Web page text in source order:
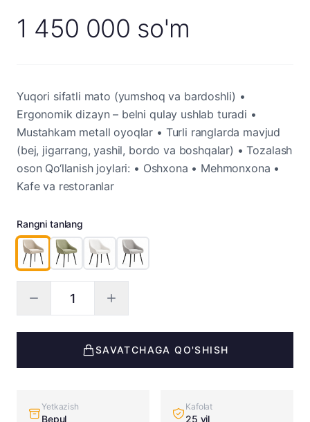
1 450 000 so'm
Yuqori sifatli mato (yumshoq va bardoshli) •
Ergonomik dizayn – belni qulay ushlab turadi •
Mustahkam metall oyoqlar • Turli ranglarda mavjud
(bej, jigarrang, yashil, bordo va boshqalar) • Tozalash
oson Qo‘llanish joylari: • Oshxona • Mehmonxona •
Kafe va restoranlar
Rangni tanlang
SAVATCHAGA QO'SHISH
Yetkazish
Bepul
Kafolat
25 yil